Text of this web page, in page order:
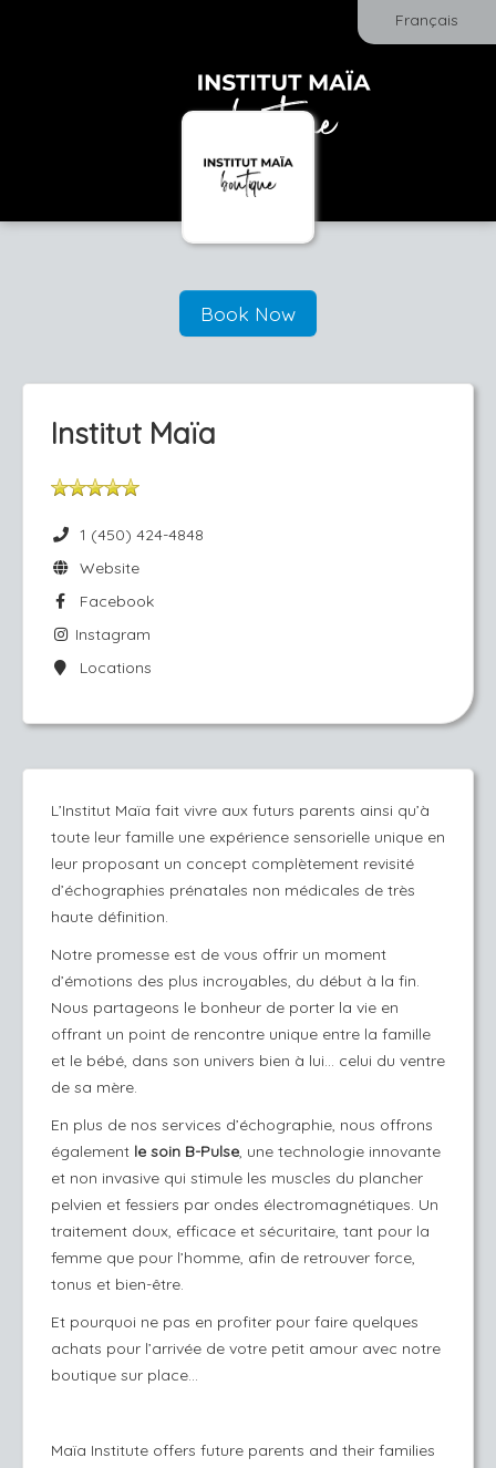
Français
Book Now
Institut Maïa
1 (450) 424-4848
Website
Facebook
Instagram
Locations
L’Institut Maïa fait vivre aux futurs parents ainsi qu’à
toute leur famille une expérience sensorielle unique en
leur proposant un concept complètement revisité
d’échographies prénatales non médicales de très
haute définition.
Notre promesse est de vous offrir un moment
d’émotions des plus incroyables, du début à la fin.
Nous partageons le bonheur de porter la vie en
offrant un point de rencontre unique entre la famille
et le bébé, dans son univers bien à lui… celui du ventre
de sa mère.
En plus de nos services d’échographie, nous offrons
également le soin B-Pulse, une technologie innovante
et non invasive qui stimule les muscles du plancher
pelvien et fessiers par ondes électromagnétiques. Un
traitement doux, efficace et sécuritaire, tant pour la
femme que pour l’homme, afin de retrouver force,
tonus et bien-être.
Et pourquoi ne pas en profiter pour faire quelques
achats pour l’arrivée de votre petit amour avec notre
boutique sur place…
Maïa Institute offers future parents and their families